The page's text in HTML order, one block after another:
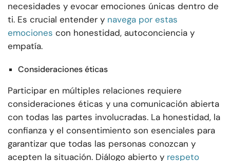
necesidades y evocar emociones únicas dentro de
ti. Es crucial entender y navega por estas
emociones con honestidad, autoconciencia y
empatía.
Consideraciones éticas
Participar en múltiples relaciones requiere
consideraciones éticas y una comunicación abierta
con todas las partes involucradas. La honestidad, la
confianza y el consentimiento son esenciales para
garantizar que todas las personas conozcan y
acepten la situación. Diálogo abierto y respeto